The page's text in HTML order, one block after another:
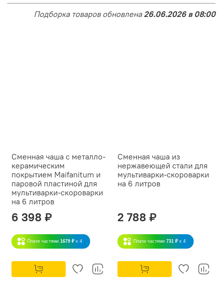
Подборка товаров обновлена 26.06.2026 в 08:00
Сменная чаша с металло-
керамическим
покрытием Maifanitum и
паровой пластиной для
мультиварки-скороварки
на 6 литров
6 398 ₽
Плати частями 1679 ₽ x 4
Сменная чаша из
нержавеющей стали для
мультиварки-скороварки
на 6 литров
2 788 ₽
Плати частями 731 ₽ x 4